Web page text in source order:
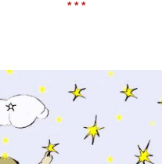
* * *